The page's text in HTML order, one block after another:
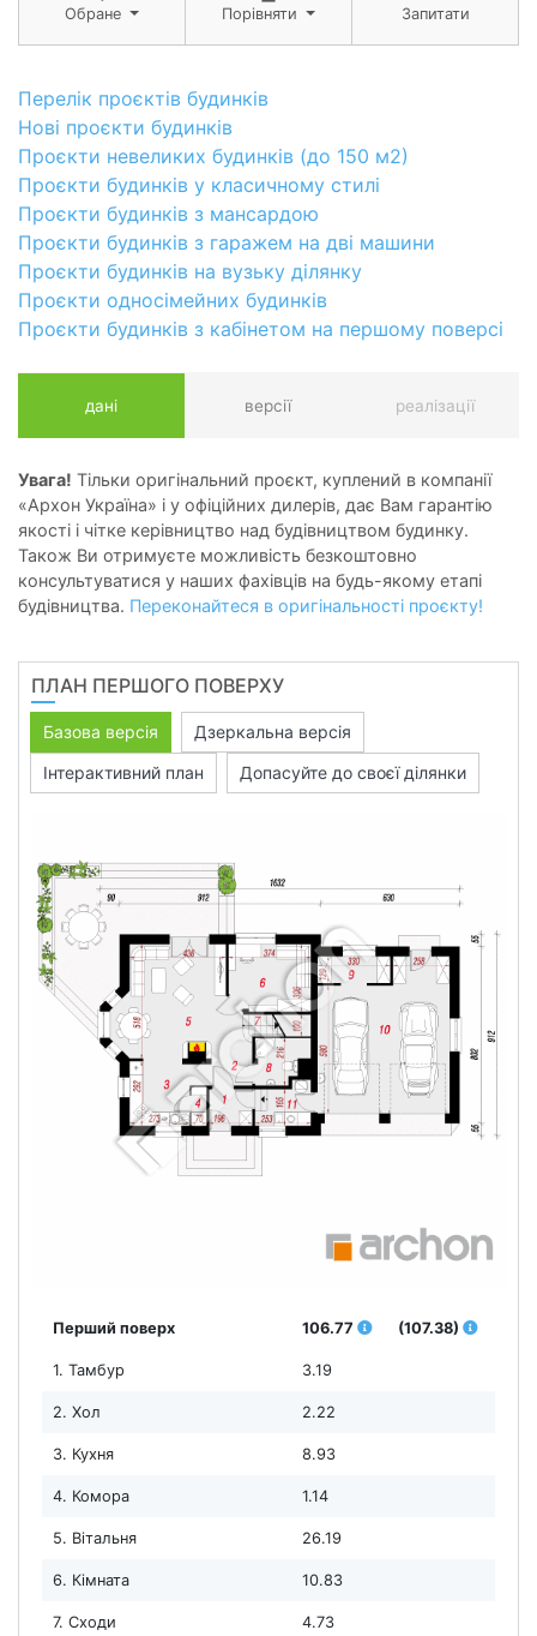
Обране Порівняти Запитати
Перелік проєктів будинків
Нові проєкти будинків
Проєкти невеликих будинків (до 150 м2)
Проєкти будинків у класичному стилі
Проєкти будинків з мансардою
Проєкти будинків з гаражем на дві машини
Проєкти будинків на вузьку ділянку
Проєкти односімейних будинків
Проєкти будинків з кабінетом на першому поверсі
дані версії реалізації
Увага! Тільки оригінальний проєкт, куплений в компанії
«Архон Україна» і у офіційних дилерів, дає Вам гарантію
якості і чітке керівництво над будівництвом будинку.
Також Ви отримуєте можливість безкоштовно
консультуватися у наших фахівців на будь-якому етапі
будівництва. Переконайтеся в оригінальності проєкту!
ПЛАН ПЕРШОГО ПОВЕРХУ
Базова версія
Дзеркальна версія
Інтерактивний план
Допасуйте до своєї ділянки
Перший поверх 106.77 (107.38)
1. Тамбур 3.19
2. Хол 2.22
3. Кухня 8.93
4. Комора 1.14
5. Вітальня 26.19
6. Кімната 10.83
7. Сходи 4.73